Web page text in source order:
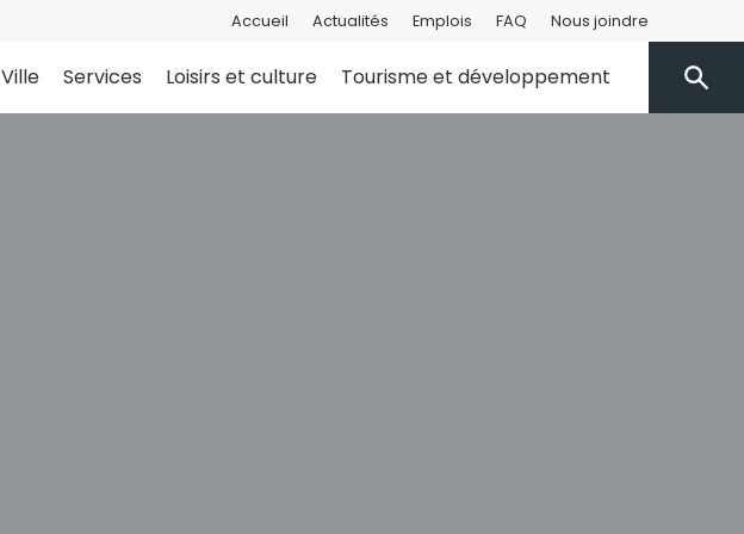
Accueil Actualités Emplois FAQ Nous joindre
Ville Services Loisirs et culture Tourisme et développement